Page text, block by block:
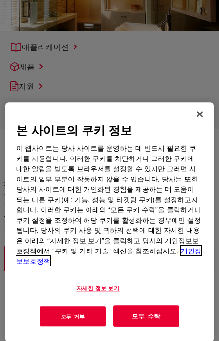
애플리케이션
제품
지원
거래 성사
평판, 신뢰성 및 안전. 이는 전문적인 건물 트레이드에서 “성공할
수 있는 단어”입니다. 성공하려면 엄격한 조건에서 검증된 성능과
함께 고품질의 내구성이 뛰어난 물질이 필요합니다. 방수, 밀봉,
본딩, 접착, 갭 필링, 창문 설치 및 유리 작업, 화재 방지 및 미관 개
선을 위해 최고의 접착제 및 실란트를 작업 현장에 제공합니다.
우수한 접착제
다양한 접착제 포트폴리오
당사는 다양한 셀룰로스 에테르, 재분산성 라텍스 분말, 실리콘
본 사이트의 쿠키 정보
이 웹사이트는 당사 사이트를 운영하는 데 반드시 필요한 쿠
키를 사용합니다. 이러한 쿠키를 차단하거나 그러한 쿠키에
대한 알림을 받도록 브라우저를 설정할 수 있지만 그러면 사
이트의 일부 부분이 작동하지 않을 수 있습니다. 당사는 또한
당사의 사이트에 대한 개인화된 경험을 제공하는 데 도움이
되는 다른 쿠키(예: 기능, 성능 및 타겟팅 쿠키)를 설정하고자
합니다. 이러한 쿠키는 아래의 “모든 쿠키 수락”을 클릭하거나
쿠키 설정을 조정하여 해당 쿠키를 활성화하는 경우에만 설정
됩니다. 당사의 쿠키 사용 및 귀하의 선택에 대한 자세한 내용
은 아래의 “자세한 정보 보기”을 클릭하고 당사의 개인정보보
호정책에서 “쿠키 및 기타 기술” 섹션을 참조하십시오. 개인정
보보호정책
자세한 정보 보기
모두 거부 모두 수락